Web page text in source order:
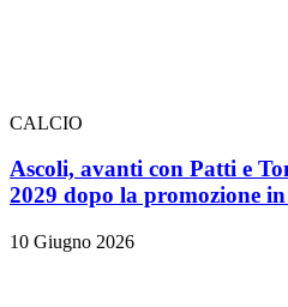
CALCIO
Ascoli, avanti con Patti e
2029 dopo la promozione
10 Giugno 2026